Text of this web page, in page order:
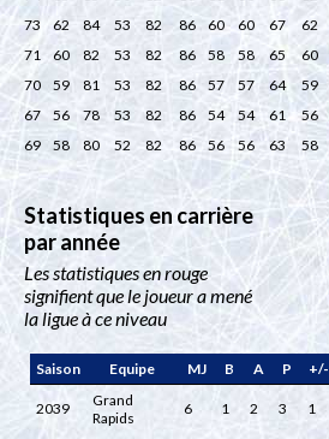
73
62 84 53 82 86 60 60 67 62
71
60 82 53 82 86 58 58 65 60
70
59 81 53 82 86 57 57 64 59
67
56 78 53 82 86 54 54 61 56
69
58 80 52 82 86 56 56 63 58
Statistiques en carrière
par année
Les statistiques en rouge
signifient que le joueur a mené
la ligue à ce niveau
Saison Equipe MJ B A P +/-
2039
Grand
Rapids
6 1 2 3 1